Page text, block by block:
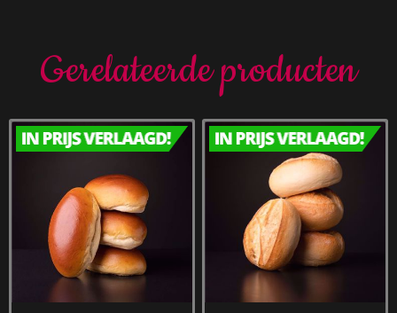
Gerelateerde producten